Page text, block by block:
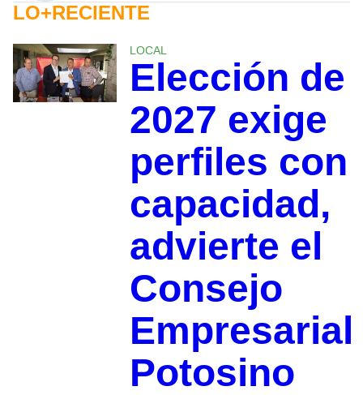
LO+RECIENTE
LOCAL
Elección de
2027 exige
perfiles con
capacidad,
advierte el
Consejo
Empresarial
Potosino